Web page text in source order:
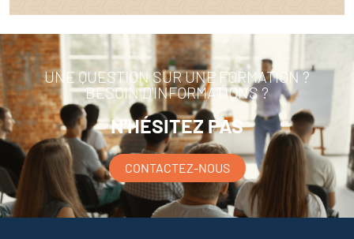
UNE QUESTION SUR UNE FORMATION ?
BESOIN D'INFORMATIONS ?
N'HÉSITEZ PAS
CONTACTEZ-NOUS